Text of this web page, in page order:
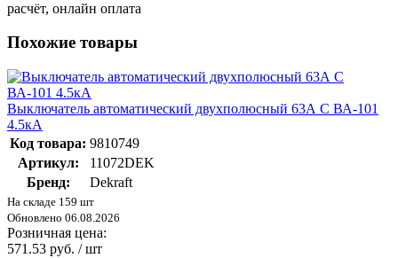
расчёт, онлайн оплата
Похожие товары
Выключатель автоматический двухполюсный 63А С ВА-101
4.5кА
Код товара: 9810749
Артикул:
11072DEK
Бренд:
Dekraft
На складе 159 шт
Обновлено 06.08.2026
Розничная цена:
571.53 руб. / шт